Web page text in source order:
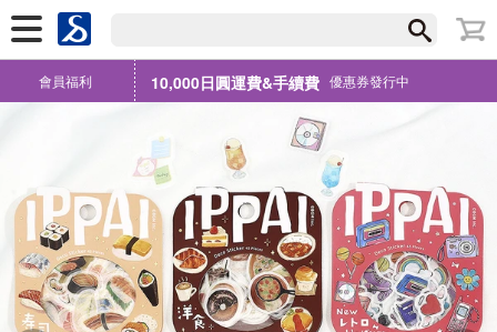
會員福利 10,000日圓運費&手續費 優惠券發行中